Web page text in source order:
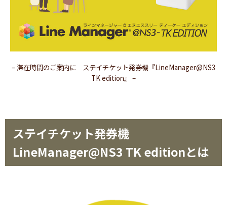
– 滞在時間のご案内に ステイチケット発券機『LineManager@NS3
TK edition』 –
ステイチケット発券機
LineManager@NS3 TK editionとは